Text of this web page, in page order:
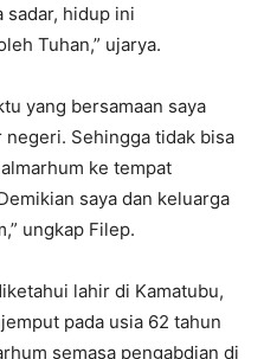
sadar, hidup ini
Tuhan,” ujarya.
yang bersamaan saya
Sehingga tidak bisa
ke tempat
saya dan keluarga
ungkap Filep.
lahir di Kamatubu,
pada usia 62 tahun
semasa pengabdian di